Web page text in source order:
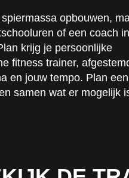
opbouwen,
of een coach
krijg je persoonlijke
fitness trainer,
en jouw tempo. Plan
samen wat er mogelijk